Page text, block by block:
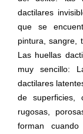
dactilares
que se
pintura, sangre,
Las huellas
muy sencillo:
dactilares
de superficies,
rugosas,
forman